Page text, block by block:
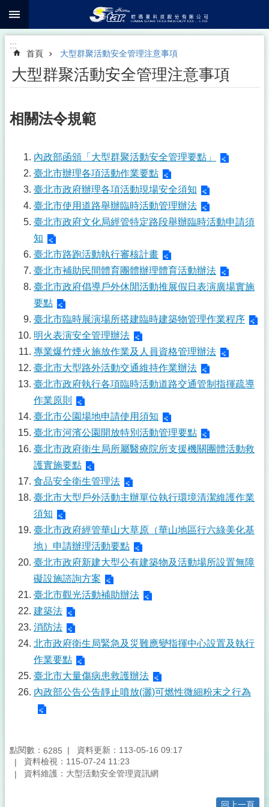
跳到主要內容區塊
:::
首頁 大型群聚活動安全管理注意事項
大型群聚活動安全管理注意事項
相關法令規範
內政部函頒「大型群聚活動安全管理要點」
臺北市辦理各項活動作業要點
臺北市政府辦理各項活動現場安全須知
臺北市使用道路舉辦臨時活動管理辦法
臺北市政府文化局經管特定路段舉辦臨時活動申請須
知
臺北市路跑活動執行審核計畫
臺北市補助民間體育團體辦理體育活動辦法
臺北市政府倡導戶外休閒活動推展假日表演廣場實施
要點
臺北市臨時展演場所搭建臨時建築物管理作業程序
明火表演安全管理辦法
專業爆竹煙火施放作業及人員資格管理辦法
臺北市大型路外活動交通維持作業辦法
臺北市政府執行各項臨時活動道路交通管制指揮疏導
作業原則
臺北市公園場地申請使用須知
臺北市河濱公園開放特別活動管理要點
臺北市政府衛生局所屬醫療院所支援機關團體活動救
護實施要點
食品安全衛生管理法
臺北市大型戶外活動主辦單位執行環境清潔維護作業
須知
臺北市政府經管華山大草原（華山地區行六綠美化基
地）申請辦理活動要點
臺北市政府新建大型公有建築物及活動場所設置無障
礙設施諮詢方案
臺北市觀光活動補助辦法
建築法
消防法
北市政府衛生局緊急及災難應變指揮中心設置及執行
作業要點
臺北市大量傷病患救護辦法
內政部公告公告靜止噴放(灑)可燃性微細粉末之行為
點閱數： 6285
資料更新：113-05-16 09:17
資料檢視：115-07-24 11:23
資料維護：大型活動安全管理資訊網
回上一頁